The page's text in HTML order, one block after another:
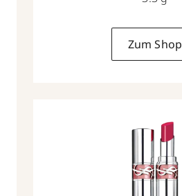
Zum Shop